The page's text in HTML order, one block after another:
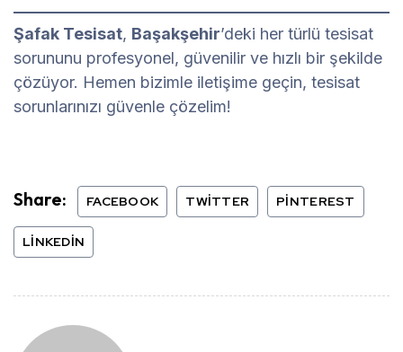
Şafak Tesisat, Başakşehir’deki her türlü tesisat
sorununu profesyonel, güvenilir ve hızlı bir şekilde
çözüyor. Hemen bizimle iletişime geçin, tesisat
sorunlarınızı güvenle çözelim!
Share: FACEBOOK TWITTER PINTEREST
LINKEDIN